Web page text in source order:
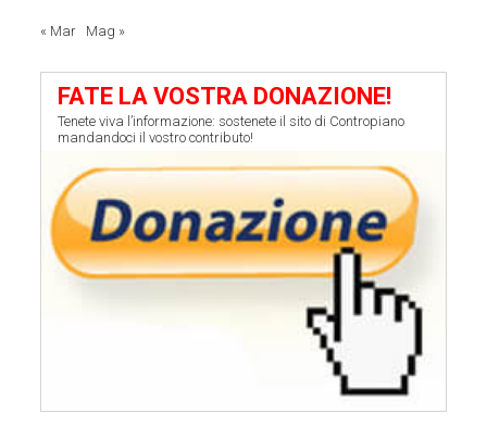
« Mar Mag »
FATE LA VOSTRA DONAZIONE!
Tenete viva l’informazione: sostenete il sito di Contropiano
mandandoci il vostro contributo!